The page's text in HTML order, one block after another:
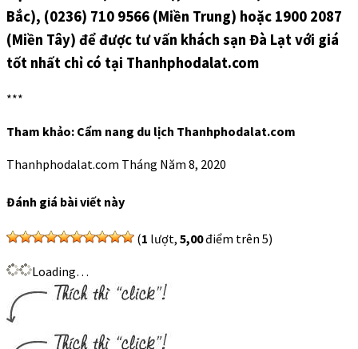
Bắc), (0236) 710 9566 (Miền Trung) hoặc 1900 2087
(Miền Tây) để được tư vấn khách sạn Đà Lạt với giá
tốt nhất chỉ có tại Thanhphodalat.com
***
Tham khảo: Cẩm nang du lịch Thanhphodalat.com
Thanhphodalat.com Tháng Năm 8, 2020
Đánh giá bài viết này
(1 lượt, 5,00điểm trên 5)
Loading…